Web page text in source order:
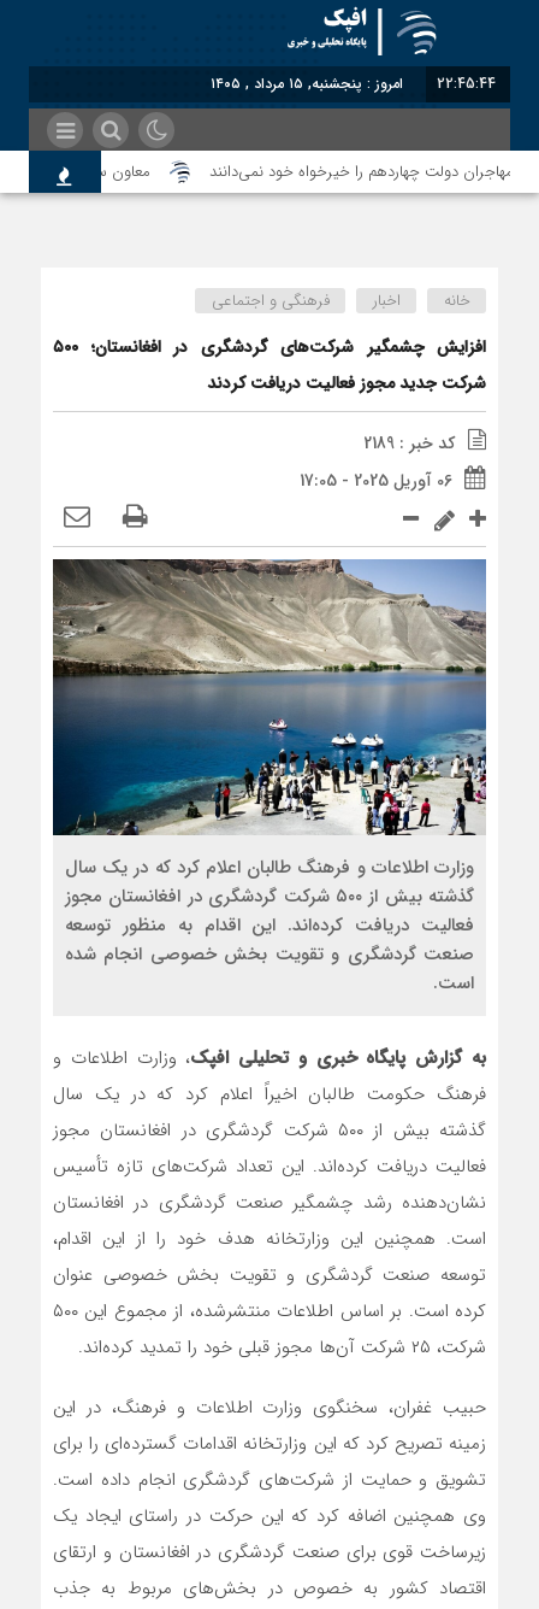
22:45:44 امروز : پنجشنبه, ۱۵ مرداد , ۱۴۰۵
معاون سنای روسیه: حکم
به کدام صلح تاکنون پایبند بوده است؟
خانه اخبار فرهنگی و اجتماعی
افزایش چشمگیر شرکت‌های گردشگری در افغانستان؛ ۵۰۰
شرکت جدید مجوز فعالیت دریافت کردند
کد خبر : 2189
06 آوریل 2025 - 17:05
وزارت اطلاعات و فرهنگ طالبان اعلام کرد که در یک سال
گذشته بیش از ۵۰۰ شرکت گردشگری در افغانستان مجوز
فعالیت دریافت کرده‌اند. این اقدام به منظور توسعه
صنعت گردشگری و تقویت بخش خصوصی انجام شده
است.
به گزارش پایگاه خبری و تحلیلی افپک، وزارت اطلاعات و
فرهنگ حکومت طالبان اخیراً اعلام کرد که در یک سال
گذشته بیش از ۵۰۰ شرکت گردشگری در افغانستان مجوز
فعالیت دریافت کرده‌اند. این تعداد شرکت‌های تازه تأسیس
نشان‌دهنده رشد چشمگیر صنعت گردشگری در افغانستان
است. همچنین این وزارتخانه هدف خود را از این اقدام،
توسعه صنعت گردشگری و تقویت بخش خصوصی عنوان
کرده است. بر اساس اطلاعات منتشرشده، از مجموع این ۵۰۰
شرکت، ۲۵ شرکت آن‌ها مجوز قبلی خود را تمدید کرده‌اند.
حبیب غفران، سخنگوی وزارت اطلاعات و فرهنگ، در این
زمینه تصریح کرد که این وزارتخانه اقدامات گسترده‌ای را برای
تشویق و حمایت از شرکت‌های گردشگری انجام داده است.
وی همچنین اضافه کرد که این حرکت در راستای ایجاد یک
زیرساخت قوی برای صنعت گردشگری در افغانستان و ارتقای
اقتصاد کشور به خصوص در بخش‌های مربوط به جذب